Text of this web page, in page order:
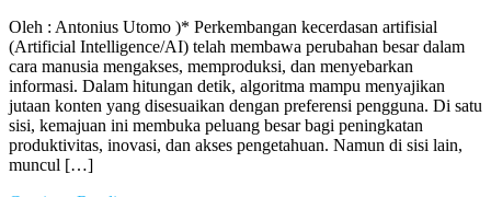
Oleh : Antonius Utomo )* Perkembangan kecerdasan artifisial
(Artificial Intelligence/AI) telah membawa perubahan besar dalam
cara manusia mengakses, memproduksi, dan menyebarkan
informasi. Dalam hitungan detik, algoritma mampu menyajikan
jutaan konten yang disesuaikan dengan preferensi pengguna. Di satu
sisi, kemajuan ini membuka peluang besar bagi peningkatan
produktivitas, inovasi, dan akses pengetahuan. Namun di sisi lain,
muncul […]